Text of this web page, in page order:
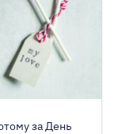
за День